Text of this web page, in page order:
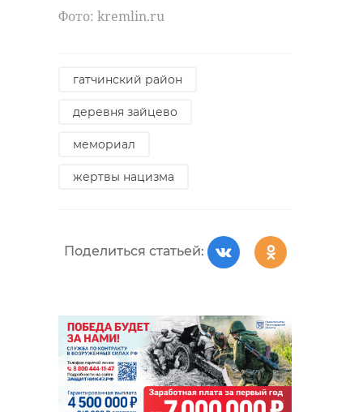
Фото: kremlin.ru
гатчинский район
деревня зайцево
мемориал
жертвы нацизма
Поделиться статьей: